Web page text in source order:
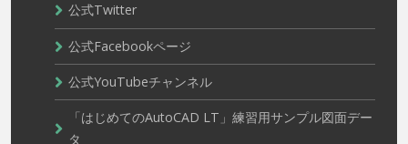
公式Twitter
公式Facebookページ
公式YouTubeチャンネル
「はじめてのAutoCAD LT」練習用サンプル図面デー
タ